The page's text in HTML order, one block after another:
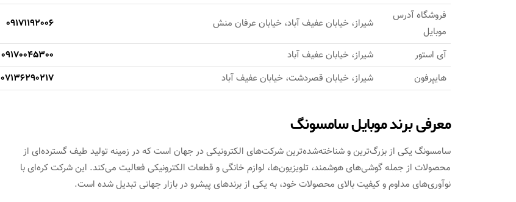
فروشگاه آدرس
موبایل
شیراز، خیابان عفیف آباد، خیابان عرفان منش 09171192006
آی استور شیراز، خیابان عفیف آباد
09170045300
هایپرفون
شیراز، خیابان قصردشت، خیابان عفیف آباد 07136290217
معرفی برند موبایل سامسونگ
سامسونگ یکی از بزرگ‌ترین و شناخته‌شده‌ترین شرکت‌های الکترونیکی در جهان است که در زمینه تولید طیف گسترده‌ای از
محصولات از جمله گوشی‌های هوشمند، تلویزیون‌ها، لوازم خانگی و قطعات الکترونیکی فعالیت می‌کند. این شرکت کره‌ای با
نوآوری‌های مداوم و کیفیت بالای محصولات خود، به یکی از برندهای پیشرو در بازار جهانی تبدیل شده است.